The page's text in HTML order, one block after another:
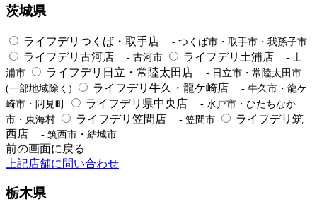
茨城県
ライフデリつくば・取手店 - つくば市・取手市・我孫子市
ライフデリ古河店 - 古河市 ライフデリ土浦店
- 土
浦市
ライフデリ日立・常陸太田店
- 日立市・常陸太田市
(一部地域除く)
ライフデリ牛久・龍ケ崎店
- 牛久市・龍ケ
崎市・阿見町
ライフデリ県中央店
- 水戸市・ひたちなか
市・東海村
ライフデリ笠間店 - 笠間市
ライフデリ筑
西店
- 筑西市・結城市
前の画面に戻る
上記店舗に問い合わせ
栃木県